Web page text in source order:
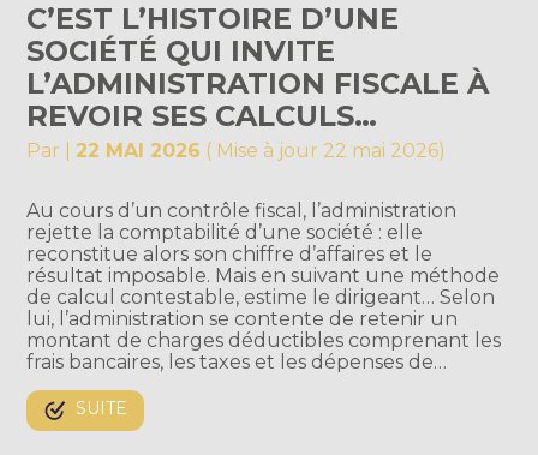
C’EST L’HISTOIRE D’UNE
SOCIÉTÉ QUI INVITE
L’ADMINISTRATION FISCALE À
REVOIR SES CALCULS…
Par 22 MAI 2026 ( Mise à jour 22 mai 2026)
Au cours d’un contrôle fiscal, l’administration
rejette la comptabilité d’une société : elle
reconstitue alors son chiffre d’affaires et le
résultat imposable. Mais en suivant une méthode
de calcul contestable, estime le dirigeant… Selon
lui, l’administration se contente de retenir un
montant de charges déductibles comprenant les
frais bancaires, les taxes et les dépenses de…
SUITE